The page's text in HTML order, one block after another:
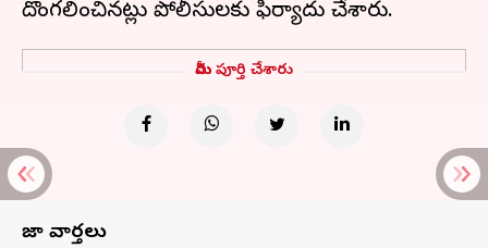
మీరు పూర్తి చేశారు
తాజా వార్తలు